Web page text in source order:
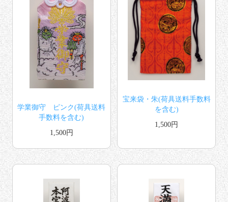
学業御守 ピンク(荷具送料
手数料を含む)
1,500円
宝来袋・朱(荷具送料手数料
を含む)
1,500円